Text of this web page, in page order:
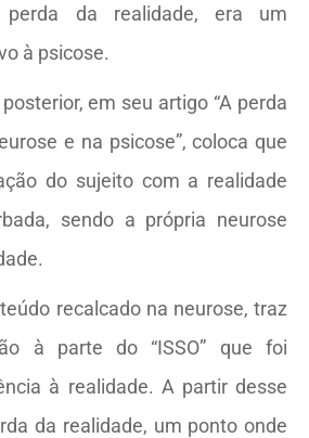
da realidade, era um
à psicose.
em seu artigo “A perda
e na psicose”, coloca que
do sujeito com a realidade
sendo a própria neurose
recalcado na neurose, traz
à parte do “ISSO” que foi
à realidade. A partir desse
da realidade, um ponto onde